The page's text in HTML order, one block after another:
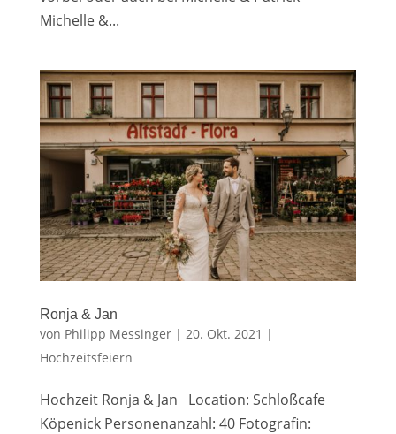
Michelle &...
Ronja & Jan
von Philipp Messinger| 20. Okt. 2021 |
Hochzeitsfeiern
Hochzeit Ronja & Jan Location: Schloßcafe
Köpenick Personenanzahl: 40 Fotografin: